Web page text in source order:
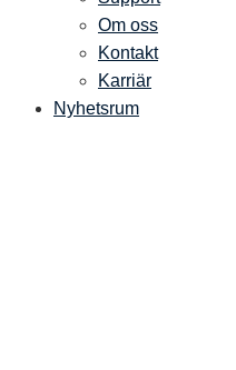
Om oss
Kontakt
Karriär
Nyhetsrum